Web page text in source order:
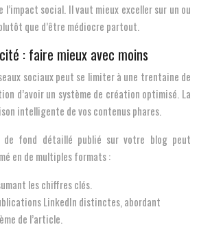
social. Il vaut mieux exceller sur un ou
que d’être médiocre partout.
: faire mieux avec moins
sociaux peut se limiter à une trentaine de
d’avoir un système de création optimisé. La
intelligente de vos contenus phares.
de fond détaillé publié sur votre blog peut
en de multiples formats :
les chiffres clés.
LinkedIn distinctes, abordant
de l’article.